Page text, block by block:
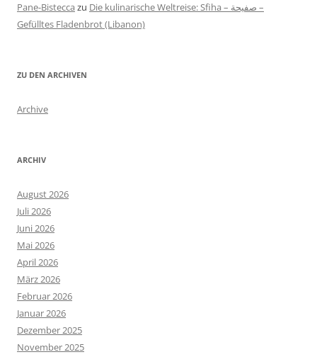
Pane-Bistecca zu Die kulinarische Weltreise: Sfiha – صفيحة –
Gefülltes Fladenbrot (Libanon)
ZU DEN ARCHIVEN
Archive
ARCHIV
August 2026
Juli 2026
Juni 2026
Mai 2026
April 2026
März 2026
Februar 2026
Januar 2026
Dezember 2025
November 2025